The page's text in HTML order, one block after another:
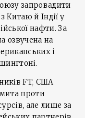
запровадити
Китаю й Індії у
нафти. За
озвучена на
і
FT, США
мита проти
але лише за